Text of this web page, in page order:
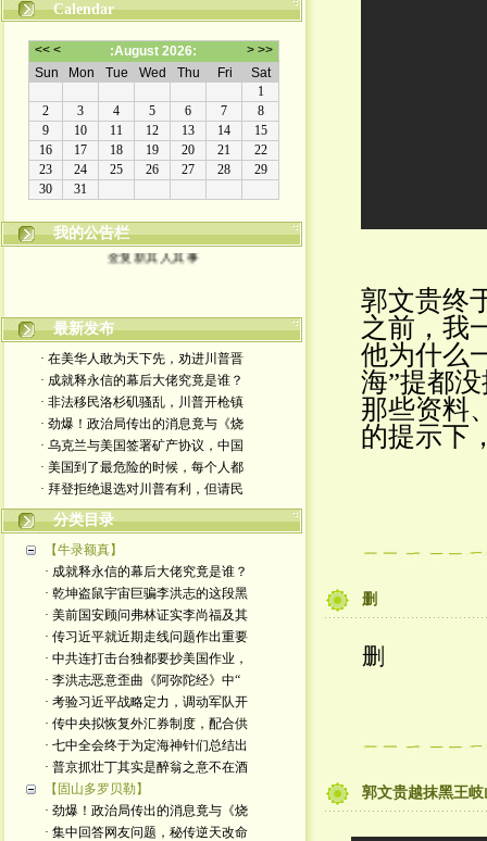
Calendar
我的公告栏
金复新其人其事
最新发布
· 在美华人敢为天下先，劝进川普晋
· 成就释永信的幕后大佬究竟是谁？
· 非法移民洛杉矶骚乱，川普开枪镇
· 劲爆！政治局传出的消息竟与《烧
· 乌克兰与美国签署矿产协议，中国
· 美国到了最危险的时候，每个人都
· 拜登拒绝退选对川普有利，但请民
分类目录
【牛录额真】
· 成就释永信的幕后大佬究竟是谁？
· 乾坤盗鼠宇宙巨骗李洪志的这段黑
· 美前国安顾问弗林证实李尚福及其
· 传习近平就近期走线问题作出重要
· 中共连打击台独都要抄美国作业，
· 李洪志恶意歪曲《阿弥陀经》中“
· 考验习近平战略定力，调动军队开
· 传中央拟恢复外汇券制度，配合供
· 七中全会终于为定海神针们总结出
· 普京抓壮丁其实是醉翁之意不在酒
【固山多罗贝勒】
· 劲爆！政治局传出的消息竟与《烧
· 集中回答网友问题，秘传逆天改命
郭文贵终
之前，我
他为什么
海”提都
那些资料
的提示下
删
删
郭文贵越抹黑王